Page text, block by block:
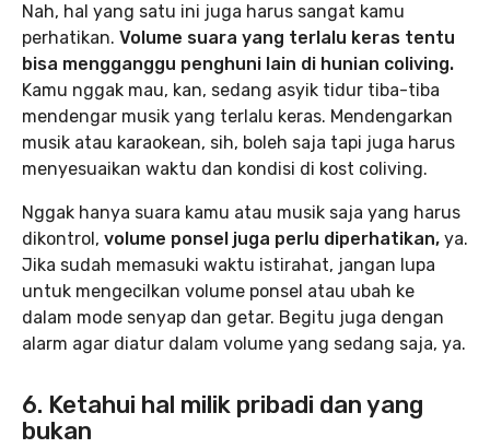
Nah, hal yang satu ini juga harus sangat kamu
perhatikan. Volume suara yang terlalu keras tentu
bisa mengganggu penghuni lain di hunian coliving.
Kamu nggak mau, kan, sedang asyik tidur tiba-tiba
mendengar musik yang terlalu keras. Mendengarkan
musik atau karaokean, sih, boleh saja tapi juga harus
menyesuaikan waktu dan kondisi di kost coliving.
Nggak hanya suara kamu atau musik saja yang harus
dikontrol, volume ponsel juga perlu diperhatikan, ya.
Jika sudah memasuki waktu istirahat, jangan lupa
untuk mengecilkan volume ponsel atau ubah ke
dalam mode senyap dan getar. Begitu juga dengan
alarm agar diatur dalam volume yang sedang saja, ya.
6. Ketahui hal milik pribadi dan yang
bukan